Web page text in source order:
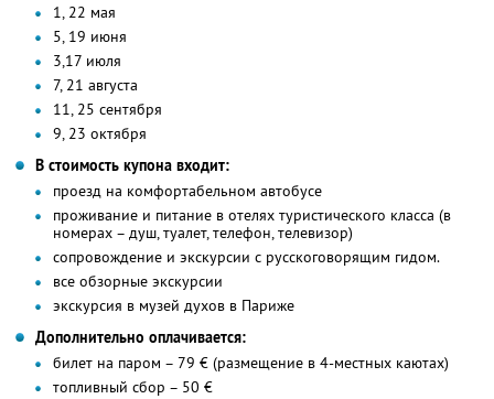
1, 22 мая
5, 19 июня
3,17 июля
7, 21 августа
11, 25 сентября
9, 23 октября
В стоимость купона входит:
проезд на комфортабельном автобусе
проживание и питание в отелях туристического класса (в
номерах – душ, туалет, телефон, телевизор)
сопровождение и экскурсии с русскоговорящим гидом.
все обзорные экскурсии
экскурсия в музей духов в Париже
Дополнительно оплачивается:
билет на паром – 79 € (размещение в 4-местных каютах)
топливный сбор – 50 €